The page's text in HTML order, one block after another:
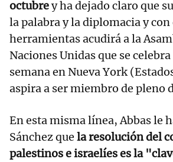
octubrey ha dejado claro que
la palabra y la diplomacia y con
herramientas acudirá a la
Naciones Unidas que se
semana en Nueva York
aspira a ser miembro de pleno
En esta misma línea, Abbas le
Sánchez que la resolución del
palestinos e israelíes es la